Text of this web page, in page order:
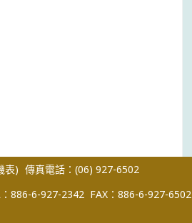
表) 傳真電話：(06) 927-6502
886-6-927-2342 FAX：886-6-927-6502